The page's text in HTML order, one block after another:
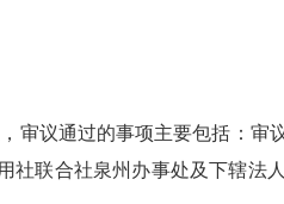
议通过的事项主要包括：审
社联合社泉州办事处及下辖法